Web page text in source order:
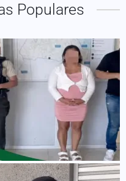
Populares